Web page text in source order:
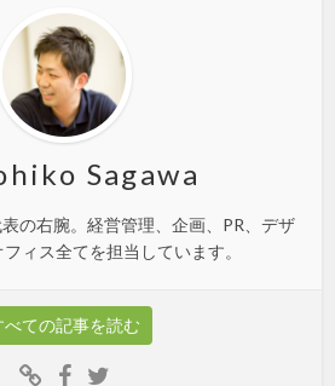
Sagawa
の右腕。経営管理、企画、PR、デザ
ィス全てを担当しています。
べての記事を読む